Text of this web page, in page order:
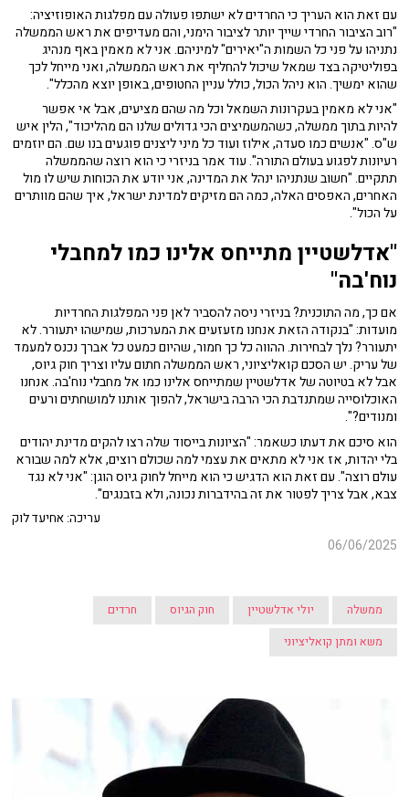
עם זאת הוא העריך כי החרדים לא ישתפו פעולה עם מפלגות האופוזיציה:
"רוב הציבור החרדי שייך יותר לציבור הימני, והם מעדיפים את ראש הממשלה
נתניהו על פני כל השמות ה"יאירים" למיניהם. אני לא מאמין באף מנהיג
בפוליטיקה בצד שמאל שיכול להחליף את ראש הממשלה, ואני מייחל לכך
שהוא ימשיך. הוא ניהל הכול, כולל עניין החטופים, באופן יוצא מהכלל".
"אני לא מאמין בעקרונות השמאל וכל מה שהם מציעים, אבל אי אפשר
להיות בתוך ממשלה, כשהמשמיצים הכי גדולים שלנו הם מהליכוד", הלין איש
ש"ס. "אנשים כמו סעדה, אילוז ועוד כל מיני ליצנים פוגעים בנו שם. הם יוזמים
רעיונות לפגוע בעולם התורה". עוד אמר בניזרי כי הוא רוצה שהממשלה
תתקיים. "חשוב שנתניהו ינהל את המדינה, אני יודע את הכוחות שיש לו מול
האחרים, האפסים האלה, כמה הם מזיקים למדינת ישראל, איך שהם מוותרים
על הכול".
"אדלשטיין מתייחס אלינו כמו למחבלי
נוח'בה"
אם כך, מה התוכנית? בניזרי ניסה להסביר לאן פני המפלגות החרדיות
מועדות: "בנקודה הזאת אנחנו מזעזעים את המערכות, שמישהו יתעורר. לא
יתעורר? נלך לבחירות. ההווה כל כך חמור, שהיום כמעט כל אברך נכנס למעמד
של עריק. יש הסכם קואליציוני, ראש הממשלה חתום עליו וצריך חוק גיוס,
אבל לא בטיוטה של אדלשטיין שמתייחס אלינו כמו אל מחבלי נוח'בה. אנחנו
האוכלוסייה שמתנדבת הכי הרבה בישראל, להפוך אותנו למושחתים ורעים
ומנודים?".
הוא סיכם את דעתו כשאמר: "הציונות בייסוד שלה רצו להקים מדינת יהודים
בלי יהדות, אז אני לא מתאים את עצמי למה שכולם רוצים, אלא למה שבורא
עולם רוצה". עם זאת הוא הדגיש כי הוא מייחל לחוק גיוס הוגן: "אני לא נגד
צבא, אבל צריך לפטור את זה בהידברות נכונה, ולא בזבנגים".
עריכה: אחיעד לוק
06/06/2025
ממשלה יולי אדלשטיין חוק הגיוס
חרדים
משא ומתן קואליציוני